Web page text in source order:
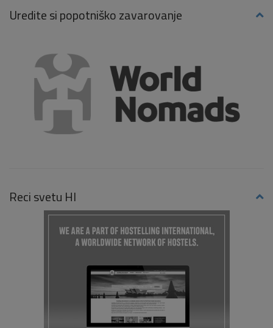
Uredite si popotniško zavarovanje
Reci svetu HI